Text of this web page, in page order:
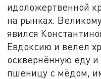
идоложертвенной
на рынках.
явился
Евдоксию и велел
осквернённую еду
пшеницу с мёдом,